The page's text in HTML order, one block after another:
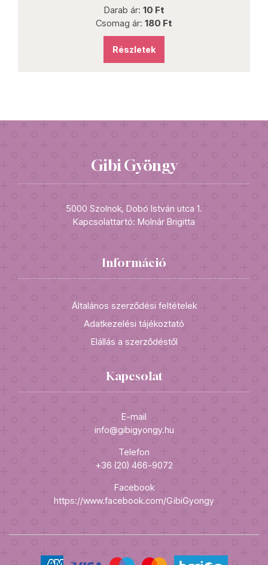
Darab ár: 10 Ft
Csomag ár: 180 Ft
Részletek
Gibi Gyöngy
5000 Szolnok, Dobó István utca 1.
Kapcsolattartó: Molnár Brigitta
Információ
Általános szerződési feltételek
Adatkezelési tájékoztató
Elállás a szerződéstől
Kapcsolat
E-mail
info@gibigyongy.hu
Telefon
+36 (20) 466-9072
Facebook
https://www.facebook.com/GibiGyongy